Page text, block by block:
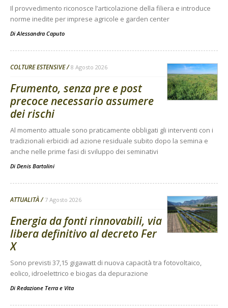
Il provvedimento riconosce l’articolazione della filiera e introduce
norme inedite per imprese agricole e garden center
DiAlessandra Caputo
COLTURE ESTENSIVE 8 Agosto 2026
Frumento, senza pre e post
precoce necessario assumere
dei rischi
Al momento attuale sono praticamente obbligati gli interventi con i
tradizionali erbicidi ad azione residuale subito dopo la semina e
anche nelle prime fasi di sviluppo dei seminativi
Di Denis Bartolini
ATTUALITÀ 7 Agosto 2026
Energia da fonti rinnovabili, via
libera definitivo al decreto Fer
X
Sono previsti 37,15 gigawatt di nuova capacità tra fotovoltaico,
eolico, idroelettrico e biogas da depurazione
Di Redazione Terra e Vita